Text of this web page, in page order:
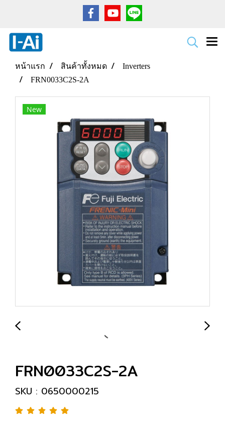
หน้าแรก สินค้าทั้งหมด
Inverters
FRN0033C2S-2A
New
FRN0033C2S-2A
SKU : 0650000215